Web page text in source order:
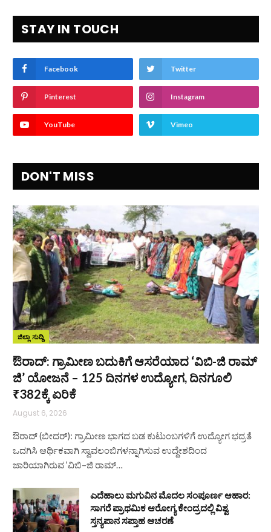
STAY IN TOUCH
Facebook Twitter
Pinterest Instagram
YouTube Vimeo
DON'T MISS
ಜಿಲ್ಲಾ ಸುದ್ದಿ
ಔರಾದ್: ಗ್ರಾಮೀಣ ಬದುಕಿಗೆ ಆಸರೆಯಾದ ‘ವಿಬಿ-ಜಿ ರಾಮ್
ಜಿ’ ಯೋಜನೆ – 125 ದಿನಗಳ ಉದ್ಯೋಗ, ದಿನಗೂಲಿ
₹382ಕ್ಕೆ ಏರಿಕೆ
August 6, 2026
ಔರಾದ್ (ಬೀದರ್): ಗ್ರಾಮೀಣ ಭಾಗದ ಬಡ ಕುಟುಂಬಗಳಿಗೆ ಉದ್ಯೋಗ ಭದ್ರತೆ
ಒದಗಿಸಿ ಆರ್ಥಿಕವಾಗಿ ಸ್ವಾವಲಂಬಿಗಳನ್ನಾಗಿಸುವ ಉದ್ದೇಶದಿಂದ
ಜಾರಿಯಾಗಿರುವ ‘ವಿಬಿ–ಜಿ ರಾಮ್…
ಎದೆಹಾಲು ಮಗುವಿನ ಮೊದಲ ಸಂಪೂರ್ಣ ಆಹಾರ:
ಸಾಗರೆ ಪ್ರಾಥಮಿಕ ಆರೋಗ್ಯ ಕೇಂದ್ರದಲ್ಲಿ ವಿಶ್ವ
ಸ್ತನ್ಯಪಾನ ಸಪ್ತಾಹ ಆಚರಣೆ